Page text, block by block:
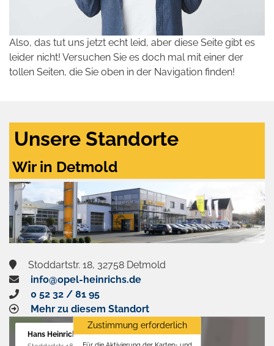
Also, das tut uns jetzt echt leid, aber diese Seite gibt es
leider nicht! Versuchen Sie es doch mal mit einer der
tollen Seiten, die Sie oben in der Navigation finden!
Unsere Standorte
Wir in Detmold
Stoddartstr. 18, 32758 Detmold
info@opel-heinrichs.de
0 52 32 / 81 95
Mehr zu diesem Standort
Hans Heinrichs GmbH
Zustimmung erforderlich